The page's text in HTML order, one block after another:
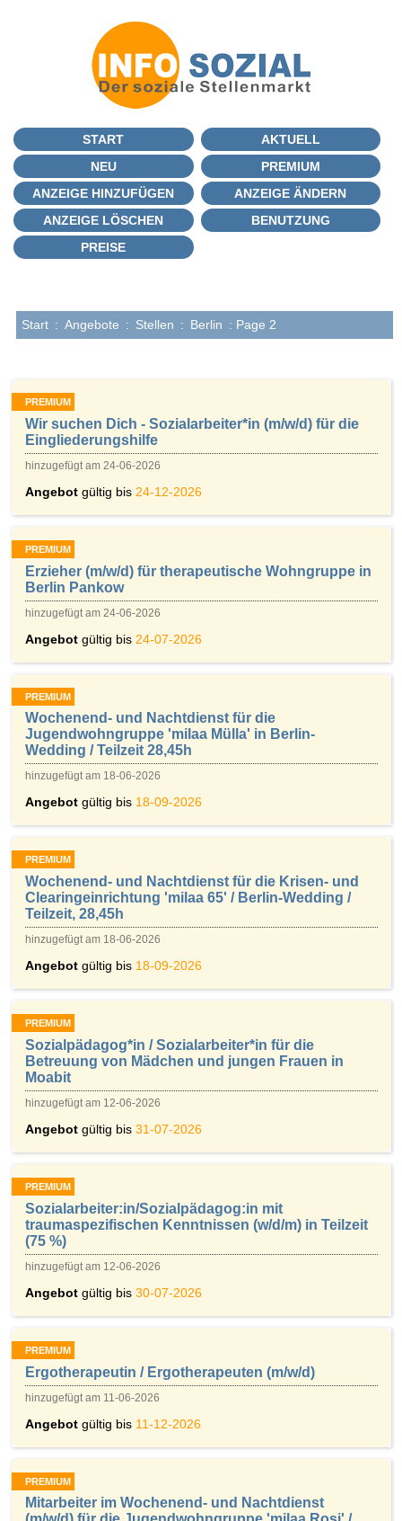
START
AKTUELL
NEU
PREMIUM
ANZEIGE HINZUFÜGEN
ANZEIGE ÄNDERN
ANZEIGE LÖSCHEN
BENUTZUNG
PREISE
Start : Angebote : Stellen : Berlin : Page 2
PREMIUM
Wir suchen Dich - Sozialarbeiter*in (m/w/d) für die
Eingliederungshilfe
hinzugefügt am 24-06-2026
Angebot gültig bis 24-12-2026
PREMIUM
Erzieher (m/w/d) für therapeutische Wohngruppe in
Berlin Pankow
hinzugefügt am 24-06-2026
Angebot gültig bis 24-07-2026
PREMIUM
Wochenend- und Nachtdienst für die
Jugendwohngruppe 'milaa Mülla' in Berlin-
Wedding / Teilzeit 28,45h
hinzugefügt am 18-06-2026
Angebot gültig bis 18-09-2026
PREMIUM
Wochenend- und Nachtdienst für die Krisen- und
Clearingeinrichtung 'milaa 65' / Berlin-Wedding /
Teilzeit, 28,45h
hinzugefügt am 18-06-2026
Angebot gültig bis 18-09-2026
PREMIUM
Sozialpädagog*in / Sozialarbeiter*in für die
Betreuung von Mädchen und jungen Frauen in
Moabit
hinzugefügt am 12-06-2026
Angebot gültig bis 31-07-2026
PREMIUM
Sozialarbeiter:in/Sozialpädagog:in mit
traumaspezifischen Kenntnissen (w/d/m) in Teilzeit
(75 %)
hinzugefügt am 12-06-2026
Angebot gültig bis 30-07-2026
PREMIUM
Ergotherapeutin / Ergotherapeuten (m/w/d)
hinzugefügt am 11-06-2026
Angebot gültig bis 11-12-2026
PREMIUM
Mitarbeiter im Wochenend- und Nachtdienst